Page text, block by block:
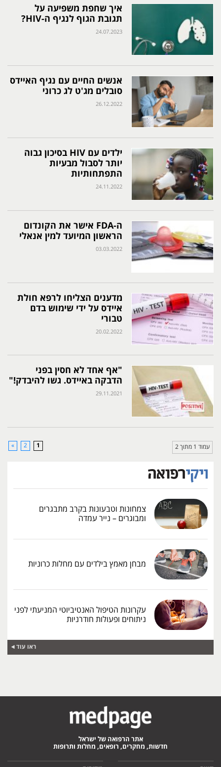
איך שחפת משפיעה על
תגובת הגוף לנגיף ה-HIV?
24.07.2023
אנשים החיים עם נגיף האיידס
סובלים מג'ט לג כרוני
26.12.2022
ילדים עם HIV בסיכון גבוה
יותר לסבול מבעיות
התפתחותיות
24.11.2022
ה-FDA אישר את הקונדום
הראשון המיועד למין אנאלי
03.03.2022
מדענים הצליחו לרפא חולת
איידס על ידי שימוש בדם
טבורי
20.02.2022
"אף אחד לא חסין בפני
הדבקה באיידס. גשו להיבדק!"
29.11.2021
עמוד 1 מתוך 2 1
2
»
צמחונות וטבעונות בקרב מתבגרים
ומבוגרים – נייר עמדה
מבחן מאמץ בילדים עם מחלות כרוניות
עקרונות הטיפול האנטיביוטי המניעתי לפני
ניתוחים ופעולות חודרניות
ראו עוד
אתר הרפואה של ישראל
חדשות, מחקרים, רופאים, מחלות ותרופות